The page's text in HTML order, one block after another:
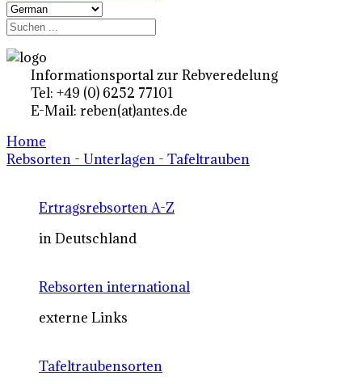
Informationsportal zur Rebveredelung
Tel: +49 (0) 6252 77101
E-Mail: reben(at)antes.de
Home
Rebsorten - Unterlagen - Tafeltrauben
Ertragsrebsorten A-Z
in Deutschland
Rebsorten international
externe Links
Tafeltraubensorten